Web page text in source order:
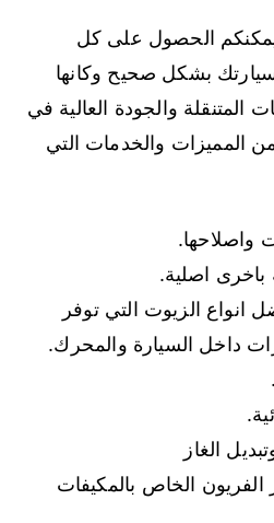
الحصول على كل
سيارتك بشكل صحيح وكانها
المتنقلة والجودة العالية في
من المميزات والخدمات التي
واصلاحها.
باخرى اصلية.
انواع الزيوت التي توفر
داخل السيارة والمحرك.
الغاز
الفريون الخاص بالمكيفات